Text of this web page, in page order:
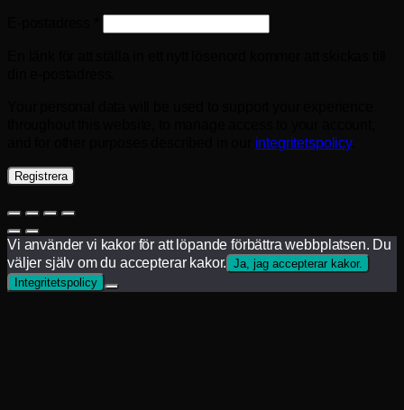
integritetspolicy.
Registrera
Vi använder vi kakor för att löpande förbättra webbplatsen. Du
väljer själv om du accepterar kakor.
Ja, jag accepterar kakor.
Integritetspolicy